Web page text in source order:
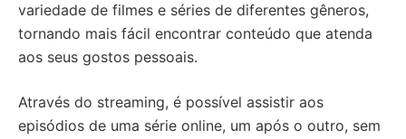
variedade de filmes e séries de diferentes gêneros,
tornando mais fácil encontrar conteúdo que atenda
aos seus gostos pessoais.
Através do streaming, é possível assistir aos
episódios de uma série online, um após o outro, sem